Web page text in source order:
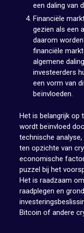
een daling van
Financiële
gezien als een
daarom
financiële
algemene
investeerders
een vorm van
beïnvloeden.
Het is belangrijk op
wordt beïnvloed
technische
ten opzichte van
economische
puzzel bij het
Het is raadzaam
raadplegen en
Bitcoin of andere